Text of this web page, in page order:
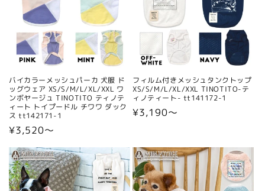
バイカラーメッシュパーカ 犬服 ド
ッグウェア XS/S/M/L/XL/XXL ワ
ンボヤージュ TINOTITO ティノテ
ィート トイプードル チワワ ダック
ス tt142171-1
通
常
価
格
¥3,520〜
フィルム付きメッシュタンクトップ
XS/S/M/L/XL/XXL TINOTITO-テ
ィノティート- tt141172-1
通
格
¥3,190〜